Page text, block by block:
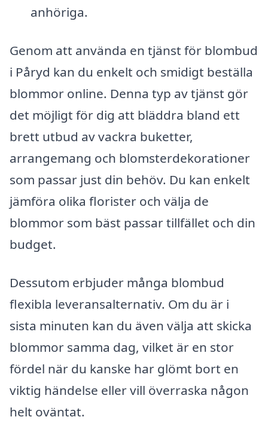
anhöriga.
Genom att använda en tjänst för blombud
i Påryd kan du enkelt och smidigt beställa
blommor online. Denna typ av tjänst gör
det möjligt för dig att bläddra bland ett
brett utbud av vackra buketter,
arrangemang och blomsterdekorationer
som passar just din behöv. Du kan enkelt
jämföra olika florister och välja de
blommor som bäst passar tillfället och din
budget.
Dessutom erbjuder många blombud
flexibla leveransalternativ. Om du är i
sista minuten kan du även välja att skicka
blommor samma dag, vilket är en stor
fördel när du kanske har glömt bort en
viktig händelse eller vill överraska någon
helt oväntat.